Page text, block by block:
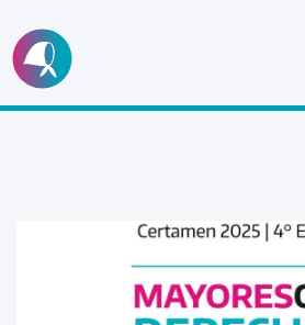
Ir
al